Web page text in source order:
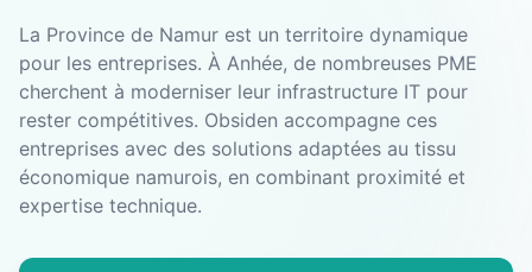
La Province de Namur est un territoire dynamique
pour les entreprises. À Anhée, de nombreuses PME
cherchent à moderniser leur infrastructure IT pour
rester compétitives. Obsiden accompagne ces
entreprises avec des solutions adaptées au tissu
économique namurois, en combinant proximité et
expertise technique.